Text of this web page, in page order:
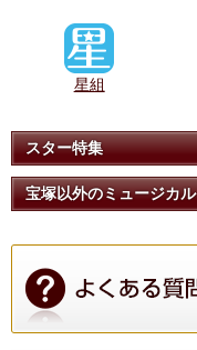
星組
スター特集
宝塚以外のミュージカル